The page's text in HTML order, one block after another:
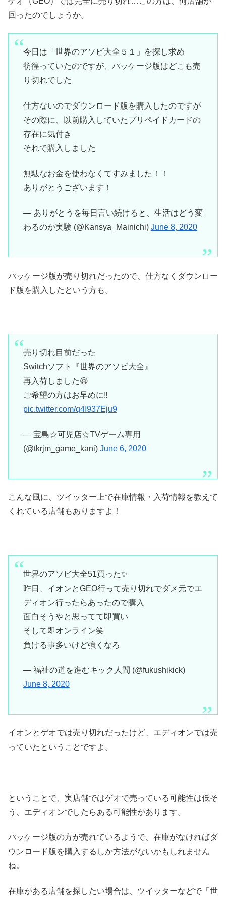
回ったのでしょうか。
今日は「世界のアソビ大全５１」を探し求め
彷徨っていたのですが、パッケージ版はどこも売
り切れでした
仕方ないのでダウンロード版を購入したのですが
その際に、以前購入していたプリペイドカードの
存在に気付き
それで購入しました
無駄なお金を使わなくてすみました！！
ありがとうございます！
— ありがとうを毎日言い続けると、生活はどう変
わるのか実験 (@Kansya_Mainichi) June 8, 2020
パッケージ版が売り切れだったので、仕方なくダウンロー
ド版を購入したという方も。
売り切れ目前だった
Switchソフト『世界のアソビ大全』
再入荷しました😆
ご希望の方はお早めに‼️
pic.twitter.com/q4I937Eju9
— 宝島☆可児店☆TVゲーム専用
(@tkrjm_game_kani) June 6, 2020
こんな風に、ツイッター上で在庫情報・入荷情報を教えて
くれている店舗もありますよ！
世界のアソビ大全51買った✨
昨日、イオンとGEO行って売り切れでダメ元でエ
ディオン行ったらあったので購入
面白そうやと思ってて即買い
そして即オンライン笑
負ける事多いけど強くなろ
— 福祉の道を進むキック人間 (@fukushikick)
June 8, 2020
イオンとゲオでは売り切れだったけど、エディオンでは売
っていたということですよ。
ということで、実店舗ではゲオで売っている可能性は低そ
う、エディオンでしたらある可能性があります。
パッケージ版の方が売れているようで、在庫がなければダ
ウンロード版を購入するしか方法がないかもしれません
ね。
在庫がある店舗を探したい場合は、ツイッターなどで「世